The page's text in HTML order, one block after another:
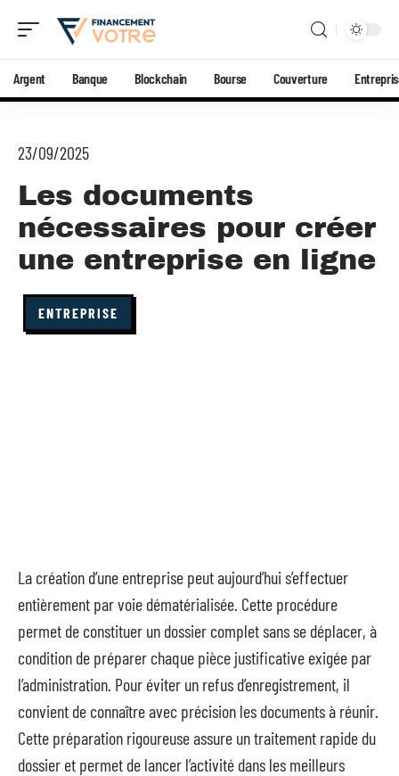
Argent Banque Blockchain Bourse Couverture
23/09/2025
Les documents
nécessaires pour créer
une entreprise en ligne
ENTREPRISE
La création d’une entreprise peut aujourd’hui s’effectuer
entièrement par voie dématérialisée. Cette procédure
permet de constituer un dossier complet sans se déplacer, à
condition de préparer chaque pièce justificative exigée par
l’administration. Pour éviter un refus d’enregistrement, il
convient de connaître avec précision les documents à réunir.
Cette préparation rigoureuse assure un traitement rapide du
dossier et permet de lancer l’activité dans les meilleurs